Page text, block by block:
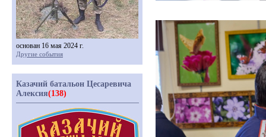
основан 16 мая 2024 г.
Другие события
Казачий батальон Цесаревича
Алексия(138)